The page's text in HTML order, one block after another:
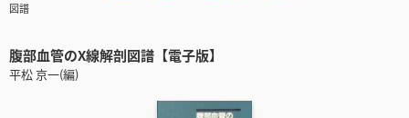
図譜
腹部血管のX線解剖図譜【電子版】
平松 京一(編)